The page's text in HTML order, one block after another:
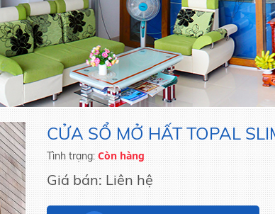
Cửa sổ mở hất Topal Slima
CỬA SỔ MỞ HẤT TOPAL
Tình trạng: Còn hàng
Giá bán:Liên hệ